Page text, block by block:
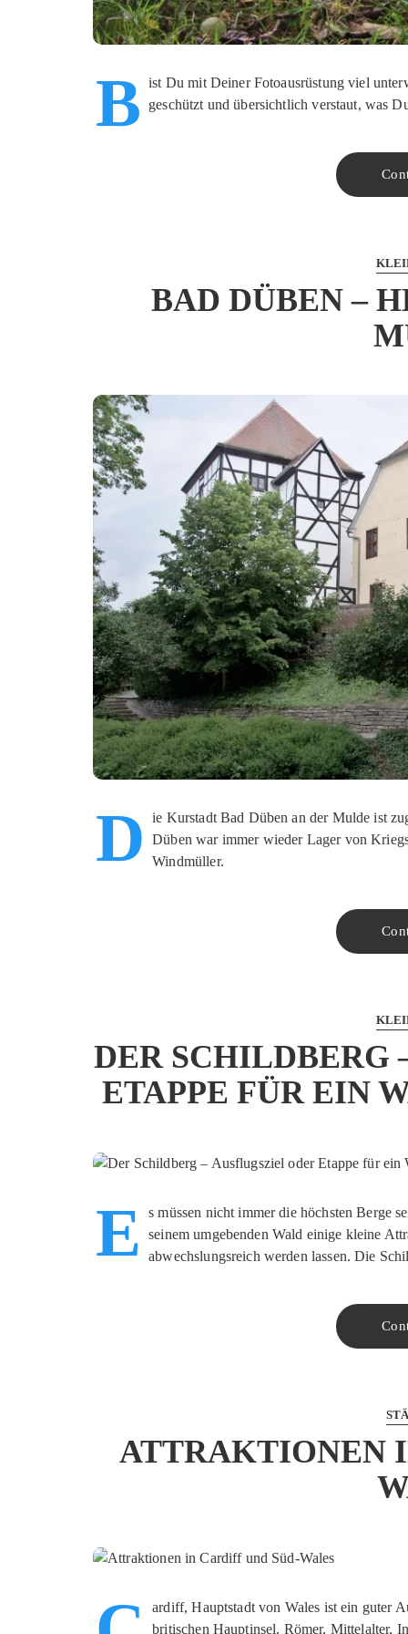
B ist Du mit Deiner Fotoausrüstung viel
geschützt und übersichtlich verstaut, was
BAD DÜBEN –
D
ie Kurstadt Bad Düben an der Mulde ist
Düben war immer wieder Lager von
Windmüller.
DER SCHILDBERG
ETAPPE FÜR EIN
E
s müssen nicht immer die höchsten Berge
seinem umgebenden Wald einige kleine
abwechslungsreich werden lassen. Die
ATTRAKTIONEN
ardiff, Hauptstadt von Wales ist ein guter
britischen Hauptinsel. Römer, Mittelalter,